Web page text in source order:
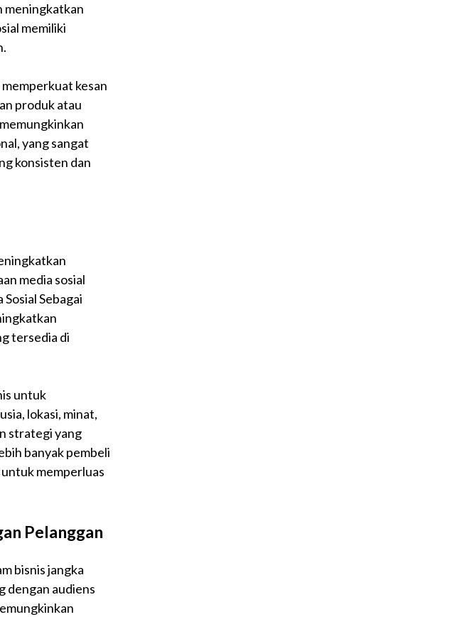
meningkatkan
memiliki
kesan
produk atau
yang sangat
konsisten dan
media sosial
Sebagai
tersedia di
untuk
lokasi, minat,
strategi yang
banyak pembeli
untuk memperluas
Pelanggan
bisnis jangka
dengan audiens